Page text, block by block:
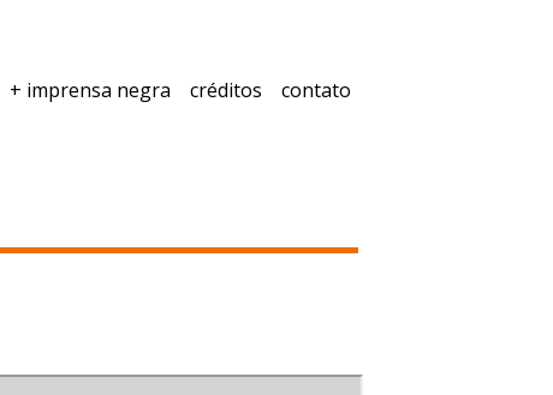
+ imprensa negra créditos contato